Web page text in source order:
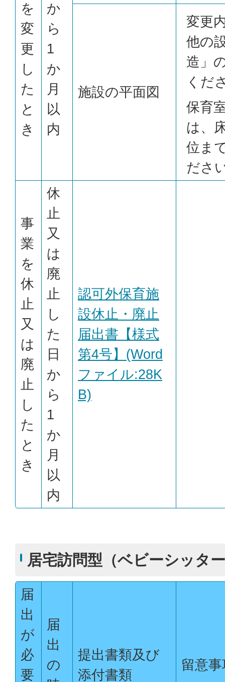
を
変
更
し
た
と
き
か
ら
1
か
月
以
内
施設の平面図
変更
他の
造」
くだ
保育
は、
位ま
ださ
事
業
を
休
止
又
は
廃
止
し
た
と
き
休
止
又
は
廃
止
し
た
日
か
ら
1
か
月
以
内
認可外保育施
設休止・廃止
届出書【様式
第4号】(Word
ファイル:28K
B)
居宅訪問型（ベビーシッタ
届
出
が
必
要
届
出
の
提出書類及び
添付書類
留意